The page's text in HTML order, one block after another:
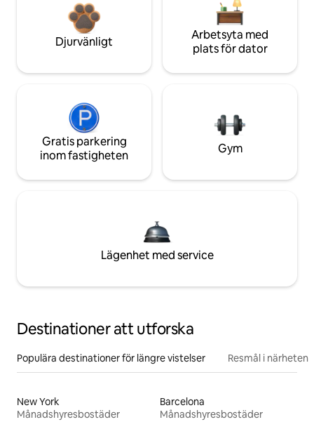
Djurvänligt
Arbetsyta med
plats för dator
Gratis parkering
inom fastigheten
Gym
Lägenhet med service
Destinationer att utforska
Populära destinationer för längre vistelser Resmål i närheten
New York
Månadshyresbostäder
Barcelona
Månadshyresbostäder